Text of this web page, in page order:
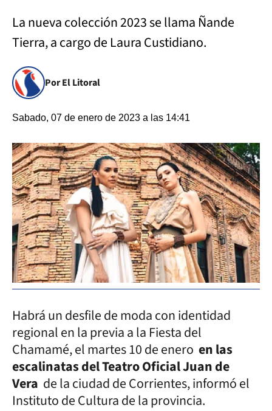
La nueva colección 2023 se llama Ñande
Tierra, a cargo de Laura Custidiano.
Por El Litoral
Sabado, 07 de enero de 2023 a las 14:41
Habrá un desfile de moda con identidad
regional en la previa a la Fiesta del
Chamamé, el martes 10 de enero en las
escalinatas del Teatro Oficial Juan de
Vera de la ciudad de Corrientes, informó el
Instituto de Cultura de la provincia.